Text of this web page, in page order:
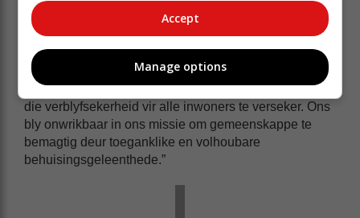
'n belangrike mylpaal is om die regering verbintenis
om huiseienaarskap te verseker en waardigheid te
"Die voltooiing van hierdie reis beklemtoon ons
toewyding om behuisingsontwikkelings te versnel en
die verblyfsekerheid vir alle inwoners te verseker. Ons
bly onwrikbaar in ons missie om gemeenskappe te
bemagtig deur toeganklike en volhoubare
behuisingsgeleenthede.”
Accept
Manage options